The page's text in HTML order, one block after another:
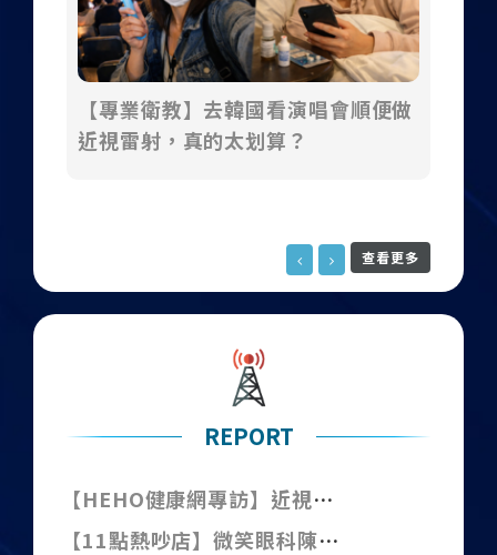
【專業衛教】去韓國看演唱會順便做
近視雷射，真的太划算？
查看更多
REPORT
【HEHO健康網專訪】近視雷射會復發、乾眼或眩光嗎？眼科醫師揭關鍵評估與術後保養重點
【11點熱吵店】微笑眼科陳永煌醫師亮相《11點熱吵店》，深入剖析SMART近視雷射小知識